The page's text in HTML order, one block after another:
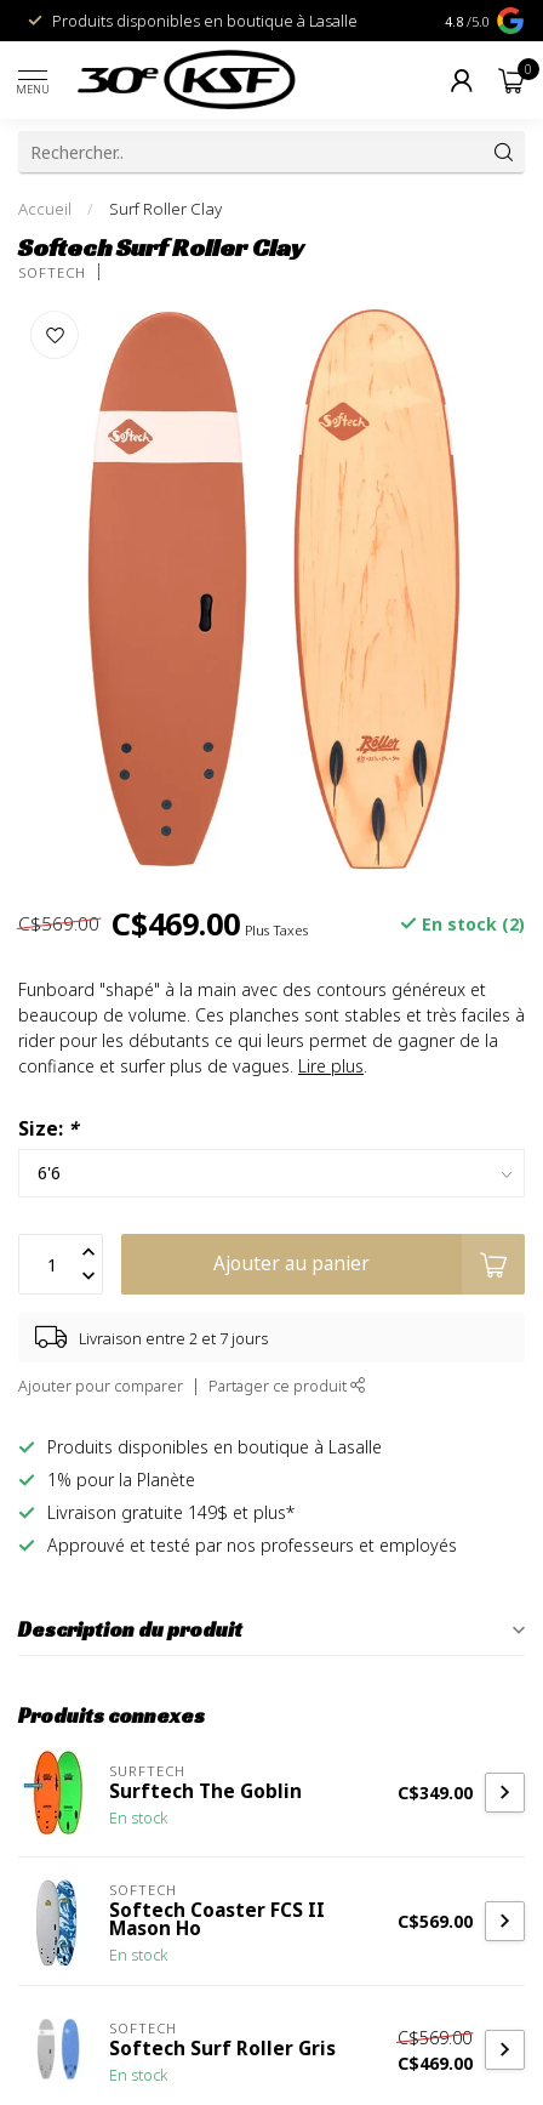
Produits disponibles en boutique à Lasalle 1% pour la
4.8 /5.0
MENU
0
Accueil / Surf Roller Clay
Softech Surf Roller Clay
SOFTECH
C$569.00 C$469.00 Plus Taxes En stock (2)
Funboard "shapé" à la main avec des contours généreux et
beaucoup de volume. Ces planches sont stables et très faciles à
rider pour les débutants ce qui leurs permet de gagner de la
confiance et surfer plus de vagues. Lire plus.
Size: *
Ajouter au panier
Livraison entre 2 et 7 jours
Ajouter pour comparer Partager ce produit
Produits disponibles en boutique à Lasalle
1% pour la Planète
Livraison gratuite 149$ et plus*
Approuvé et testé par nos professeurs et employés
Description du produit
Produits connexes
SURFTECH
Surftech The Goblin
En stock
C$349.00
SOFTECH
Softech Coaster FCS II
Mason Ho
En stock
C$569.00
SOFTECH
Softech Surf Roller Gris
En stock
C$569.00
C$469.00